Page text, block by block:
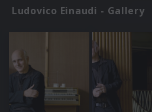
Ludovico Einaudi - Gallery